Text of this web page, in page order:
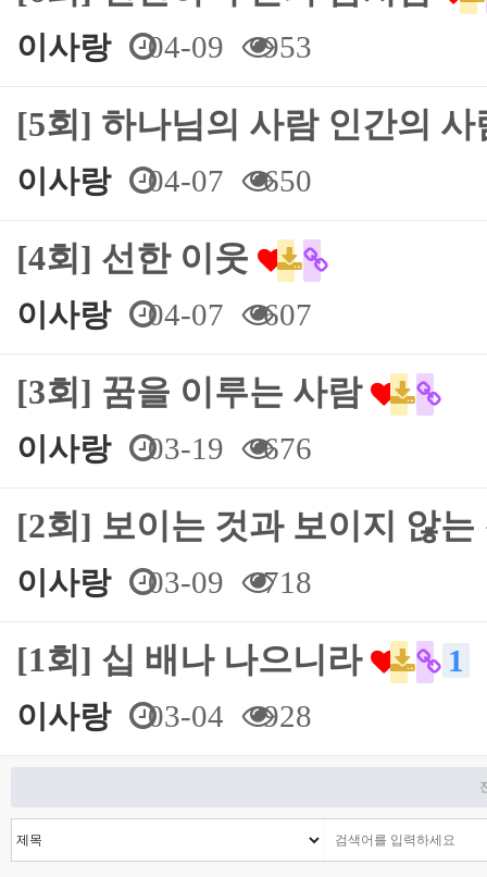
이사랑 04-09 953
[5회] 하나님의 사람 인간의
이사랑 04-07 650
[4회] 선한 이웃
이사랑 04-07 607
[3회] 꿈을 이루는 사람
이사랑 03-19 676
[2회] 보이는 것과 보이지 않
이사랑 03-09 718
[1회] 십 배나 나으니라
1
이사랑
03-04 928